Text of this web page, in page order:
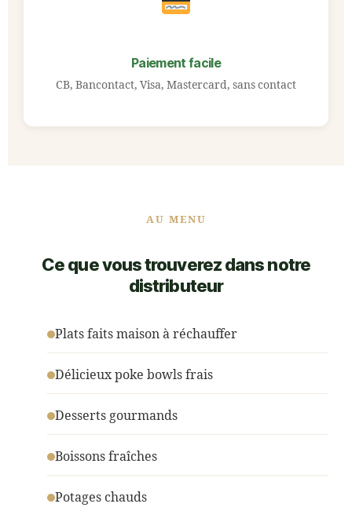
Paiement facile
CB, Bancontact, Visa, Mastercard, sans contact
AU MENU
Ce que vous trouverez dans notre
distributeur
Plats faits maison à réchauffer
Délicieux poke bowls frais
Desserts gourmands
Boissons fraîches
Potages chauds